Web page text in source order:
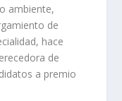
ambiente,
de
hace
de
a premio